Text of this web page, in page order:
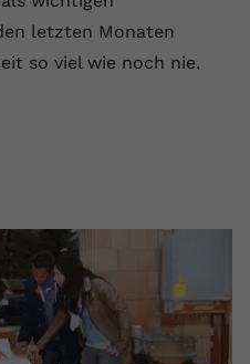
letzten Monaten
so viel wie noch nie.